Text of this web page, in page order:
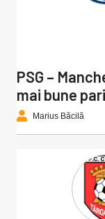
PSG –
mai bune
Marius Băcilă